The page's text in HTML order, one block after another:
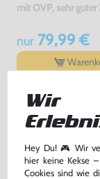
nur79,99 €
DAS
Wir
Hey Du! 🎮 Wir
hier keine Kekse
Cookies sind wie